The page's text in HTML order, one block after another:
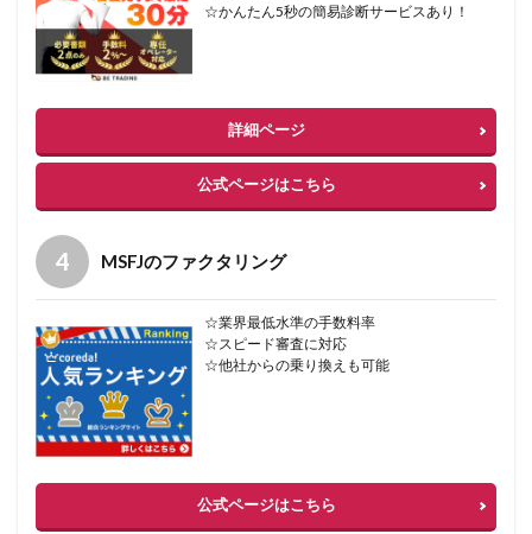
☆かんたん5秒の簡易診断サービスあり！
詳細ページ
公式ページはこちら
MSFJのファクタリング
☆業界最低水準の手数料率
☆スピード審査に対応
☆他社からの乗り換えも可能
公式ページはこちら